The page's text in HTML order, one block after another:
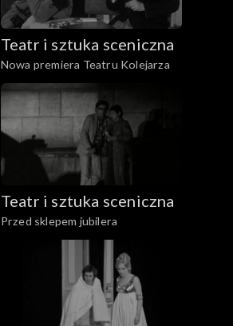
Teatr i sztuka sceniczna
Nowa premiera Teatru Kolejarza
Teatr i sztuka sceniczna
Przed sklepem jubilera